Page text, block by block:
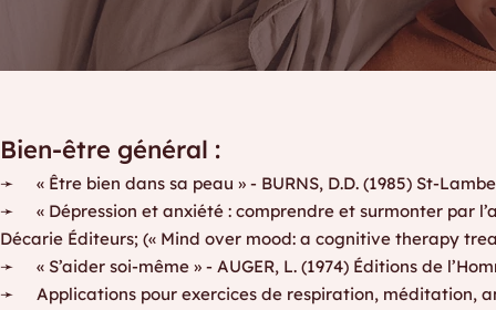
Bien-être général :
➛ « Être bien dans sa peau » - BURNS, D.D. (1985) St-
➛ « Dépression et anxiété : comprendre et surmonter par
Décarie Éditeurs; (« Mind over mood: a cognitive therapy
➛ « S’aider soi-même » - AUGER, L. (1974) Éditions de
➛ Applications pour exercices de respiration, méditation,